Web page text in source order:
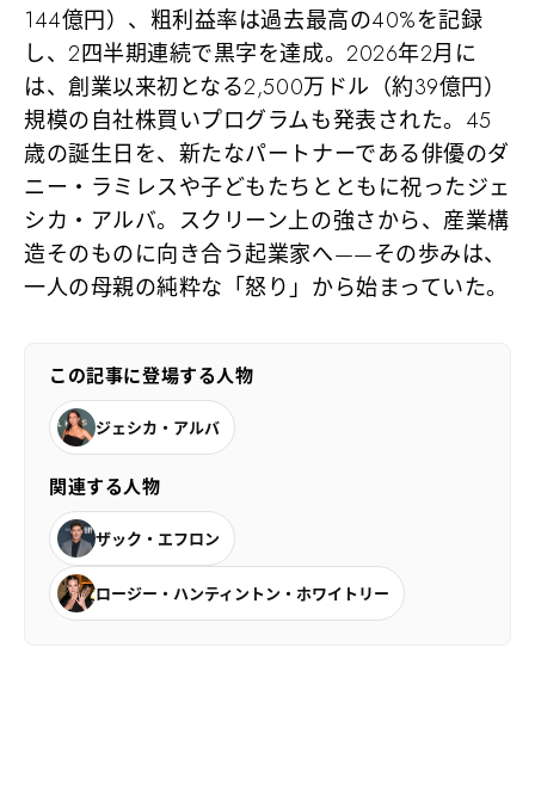
144億円）、粗利益率は過去最高の40%を記録
し、2四半期連続で黒字を達成。2026年2月に
は、創業以来初となる2,500万ドル（約39億円）
規模の自社株買いプログラムも発表された。45
歳の誕生日を、新たなパートナーである俳優のダ
ニー・ラミレスや子どもたちとともに祝ったジェ
シカ・アルバ。スクリーン上の強さから、産業構
造そのものに向き合う起業家へ——その歩みは、
一人の母親の純粋な「怒り」から始まっていた。
この記事に登場する人物
ジェシカ・アルバ
関連する人物
ザック・エフロン
ロージー・ハンティントン・ホワイトリー